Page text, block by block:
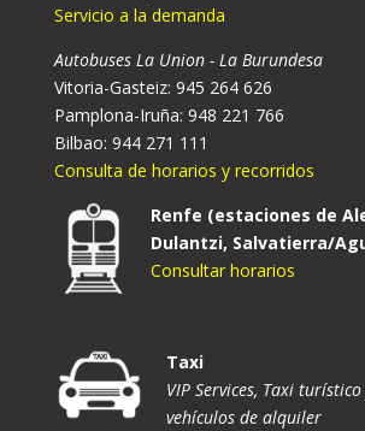
Servicio a la demanda
Autobuses La Union - La Burundesa
Vitoria-Gasteiz: 945 264 626
Pamplona-Iruña: 948 221 766
Bilbao: 944 271 111
Consulta de horarios y recorridos
Renfe (estaciones de
Dulantzi, Salvatierra/
Consultar horarios
Taxi
VIP Services, Taxi turístico
vehículos de alquiler